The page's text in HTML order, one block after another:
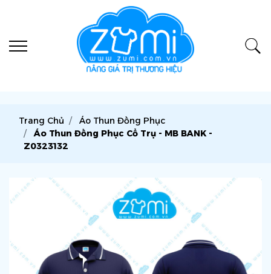
Trang Chủ
Áo Thun Đồng Phục
Áo Thun Đồng Phục Cổ Trụ - MB BANK -
Z0323132